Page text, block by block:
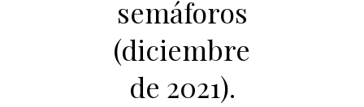
semáforos
(diciembre
de 2021).